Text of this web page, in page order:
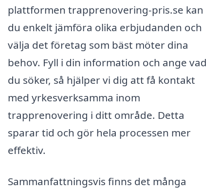
plattformen trapprenovering-pris.se kan
du enkelt jämföra olika erbjudanden och
välja det företag som bäst möter dina
behov. Fyll i din information och ange vad
du söker, så hjälper vi dig att få kontakt
med yrkesverksamma inom
trapprenovering i ditt område. Detta
sparar tid och gör hela processen mer
effektiv.
Sammanfattningsvis finns det många